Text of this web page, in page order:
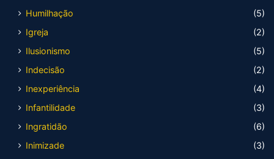
Humilhação
(5)
Igreja
(2)
Ilusionismo
(5)
Indecisão
(2)
Inexperiência
(4)
Infantilidade
(3)
Ingratidão
(6)
Inimizade
(3)